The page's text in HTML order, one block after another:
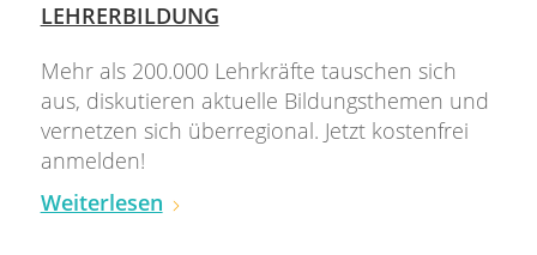
LEHRERBILDUNG
Mehr als 200.000 Lehrkräfte tauschen sich
aus, diskutieren aktuelle Bildungsthemen und
vernetzen sich überregional. Jetzt kostenfrei
anmelden!
Weiterlesen